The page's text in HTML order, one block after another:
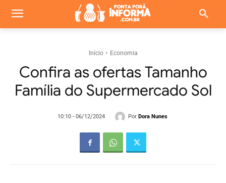
Início Economia
Confira as ofertas Tamanho
Família do Supermercado Sol
10:10 - 06/12/2024 Por Dora Nunes